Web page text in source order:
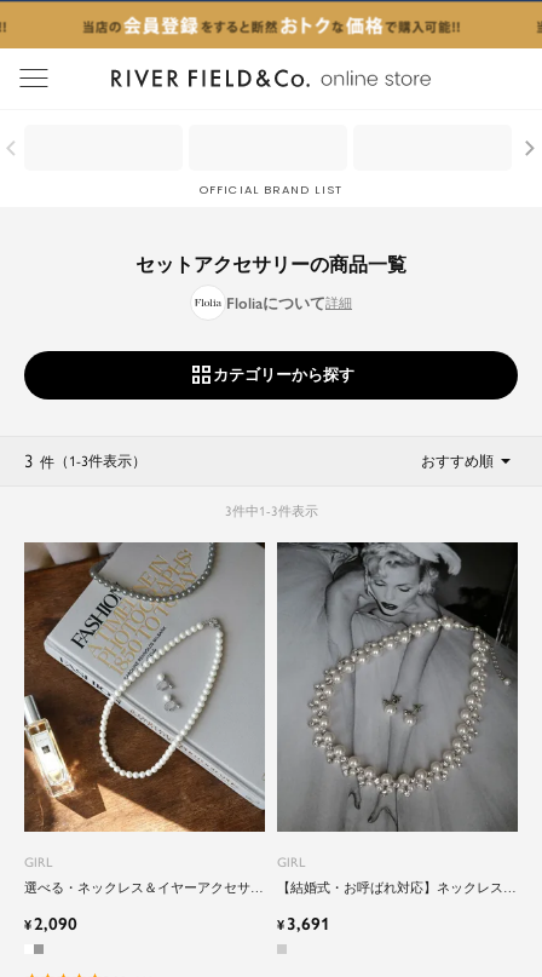
menu
OFFICIAL BRAND LIST
セットアクセサリーの商品一覧
Floliaについて
カテゴリーから探す
3 件 （1-3件表示） おすすめ順
3件中1-3件表示
GIRL
選べる・ネックレス＆イヤーアクセサリ
¥2,090
GIRL
【結婚式・お呼ばれ対応】ネックレス＆
ーンアクセサリーセット
¥ 3,691